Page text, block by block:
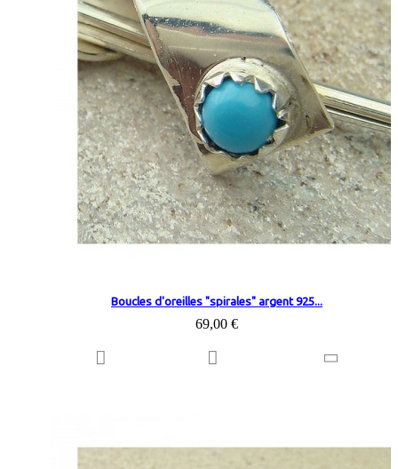
Boucles d'oreilles "spirales" argent 925...
69,00 €